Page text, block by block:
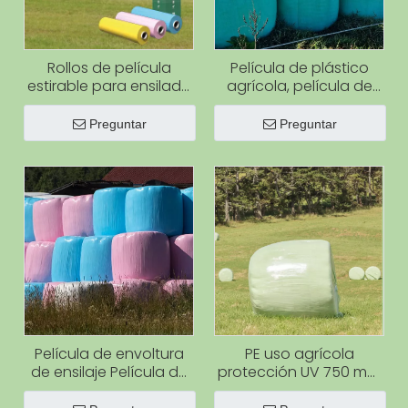
Rollos de película
estirable para ensilado
de plástico PE agrícola,
750/500/250mm,
película para envolver
para heno y ensilaje
Preguntar
Película de plástico
agrícola, película de
envoltura de ensilaje
verde para ensilaje de
hierba, envoltura de
protección UV verde
Preguntar
Película de envoltura
de ensilaje Película de
envoltura elástica de
PE uso agrícola
protección UV 750 mm
x 25mic x 1500 m